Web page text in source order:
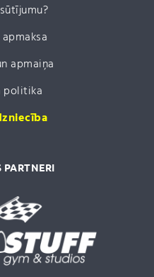
apmaiņa
politika
PARTNERI